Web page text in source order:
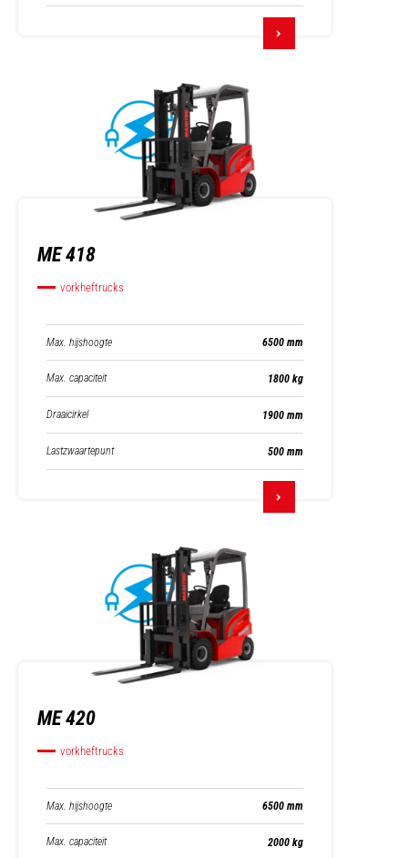
ME 418
vorkheftrucks
Max. hijshoogte 6500 mm
Max. capaciteit 1800 kg
Draaicirkel 1900 mm
Lastzwaartepunt 500 mm
ME 420
vorkheftrucks
Max. hijshoogte 6500 mm
Max. capaciteit 2000 kg